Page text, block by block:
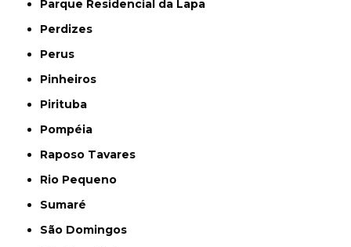
Parque Residencial da Lapa
Perdizes
Perus
Pinheiros
Pirituba
Pompéia
Raposo Tavares
Rio Pequeno
Sumaré
São Domingos